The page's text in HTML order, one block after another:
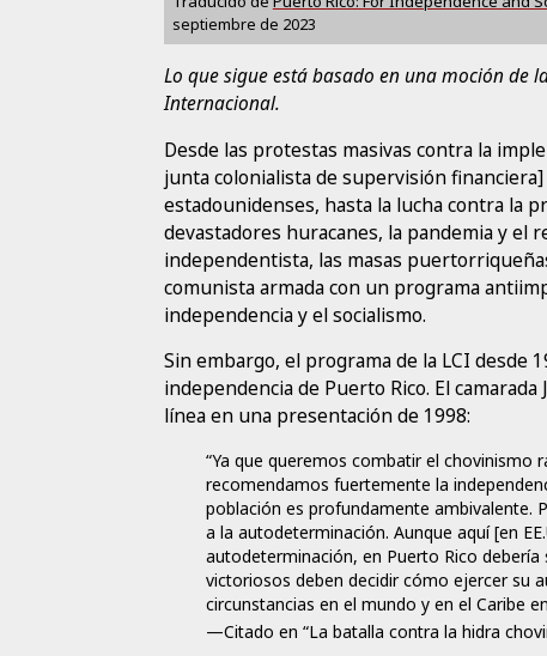
septiembre de 2023
Lo que sigue está basado en una moción de
Internacional.
Desde las protestas masivas contra la
junta colonialista de supervisión
estadounidenses, hasta la lucha contra la
devastadores huracanes, la pandemia y el
independentista, las masas
comunista armada con un programa
independencia y el socialismo.
Sin embargo, el programa de la LCI desde
independencia de Puerto Rico. El
línea en una presentación de 1998:
“Ya que queremos combatir el chovinismo
recomendamos fuertemente la
población es profundamente ambivalente.
a la autodeterminación. Aunque aquí [en
autodeterminación, en Puerto Rico
victoriosos deben decidir cómo ejercer su
circunstancias en el mundo y en el Caribe
—Citado en “La batalla contra la hidra